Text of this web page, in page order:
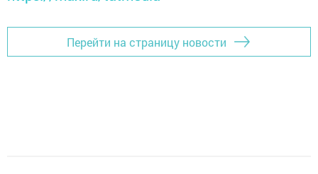
Перейти на страницу новости